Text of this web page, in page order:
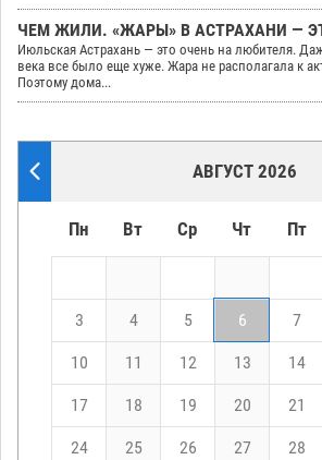
ЧЕМ ЖИЛИ. «ЖАРЫ» В АСТРАХАНИ —
Июльская Астрахань — это очень на любителя.
века все было еще хуже. Жара не располагала к
Поэтому дома...
АВГУСТ 2026
Пн Вт Ср Чт Пт
3 4 5 6 7
10 11 12 13 14
17 18 19 20 21
24 25 26 27 28